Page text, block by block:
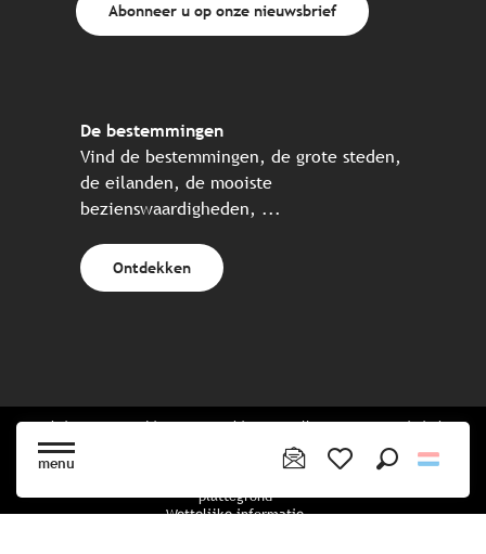
menu
Abonneer u op onze nieuwsbrief
De bestemmingen
Vind de bestemmingen, de grote steden,
de eilanden, de mooiste
bezienswaardigheden, ...
Ontdekken
Website gecreëerd in samenwerking met alle Bretonse toeristische
plattegrond
Wettelijke informatie